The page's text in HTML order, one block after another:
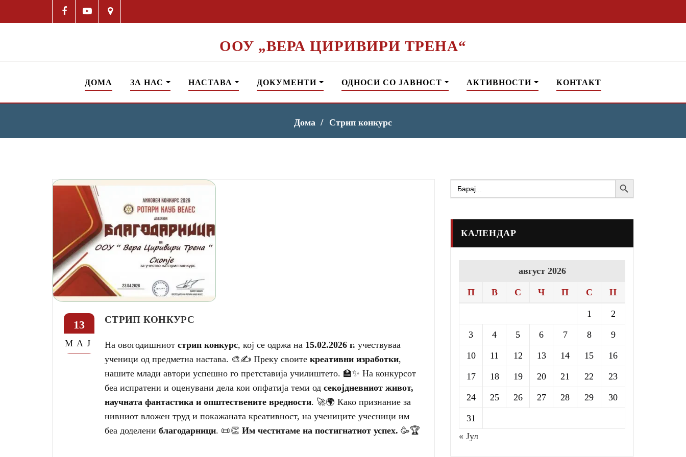
ООУ „ВЕРА ЦИРИВИРИ ТРЕНА“
ДОМА ЗА НАС НАСТАВА ДОКУМЕНТИ ОДНОСИ СО ЈАВНОСТ АКТИВНОСТИ КОНТАКТ
Дома Стрип конкурс
13
МАЈ
СТРИП КОНКУРС
На овогодишниот стрип конкурс, кој се одржа на 15.02.2026 г. учествуваа
ученици од предметна настава. 🎨✍️ Преку своите креативни изработки,
нашите млади автори успешно го претставија училиштето. 🏫✨ На конкурсот
беа испратени и оценувани дела кои опфатија теми од секојдневниот живот,
научната фантастика и општествените вредности. 🚀🌍 Како признание за
нивниот вложен труд и покажаната креативност, на учениците учесници им
беа доделени благодарници. 📜👏 Им честитаме на постигнатиот успех. 🥳🏆
Search
for:
Search Button
КАЛЕНДАР
август 2026
П В С Ч П С Н
1 2
3 4 5 6 7 8 9
10 11 12 13 14 15 16
17 18 19 20 21 22 23
24 25 26 27 28 29 30
31
« Јул